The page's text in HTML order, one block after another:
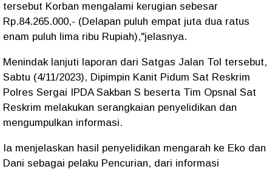
tersebut Korban mengalami kerugian sebesar
Rp.84.265.000,- (Delapan puluh empat juta dua ratus
enam puluh lima ribu Rupiah),"jelasnya.
Menindak lanjuti laporan dari Satgas Jalan Tol tersebut,
Sabtu (4/11/2023), Dipimpin Kanit Pidum Sat Reskrim
Polres Sergai IPDA Sakban S beserta Tim Opsnal Sat
Reskrim melakukan serangkaian penyelidikan dan
mengumpulkan informasi.
Ia menjelaskan hasil penyelidikan mengarah ke Eko dan
Dani sebagai pelaku Pencurian, dari informasi